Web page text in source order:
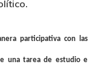
participativa con las
una tarea de estudio e